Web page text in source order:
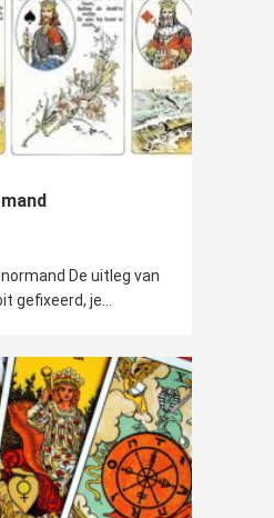
De uitleg van
gefixeerd, je...